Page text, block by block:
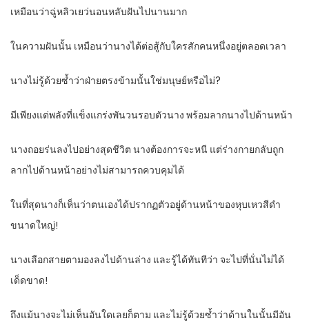
เหมือนว่าฉู่หลิวเยว่นอนหลับฝันไปนานมาก
ในความฝันนั้น เหมือนว่านางได้ต่อสู้กับใครสักคนหนึ่งอยู่ตลอดเวลา
นางไม่รู้ด้วยซ้ำว่าฝ่ายตรงข้ามนั้นใช่มนุษย์หรือไม่?
มีเพียงแต่พลังที่แข็งแกร่งพันวนรอบตัวนาง พร้อมลากนางไปด้านหน้า
นางถอยร่นลงไปอย่างสุดชีวิต นางต้องการจะหนี แต่ร่างกายกลับถูก
ลากไปด้านหน้าอย่างไม่สามารถควบคุมได้
ในที่สุดนางก็เห็นว่าตนเองได้ปรากฏตัวอยู่ด้านหน้าของหุบเหวสีดำ
ขนาดใหญ่!
นางเลือกสายตามองลงไปด้านล่าง และรู้ได้ทันทีว่า จะไปที่นั่นไม่ได้
เด็ดขาด!
ถึงแม้นางจะไม่เห็นอันใดเลยก็ตาม และไม่รู้ด้วยซ้ำว่าด้านในนั้นมีอัน